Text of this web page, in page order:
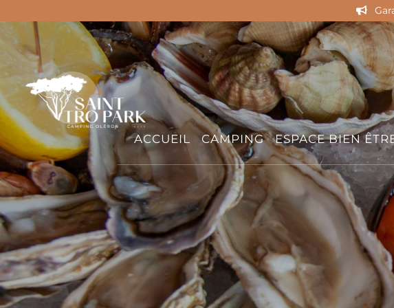
ACCUEIL CAMPING ESPACE BIEN